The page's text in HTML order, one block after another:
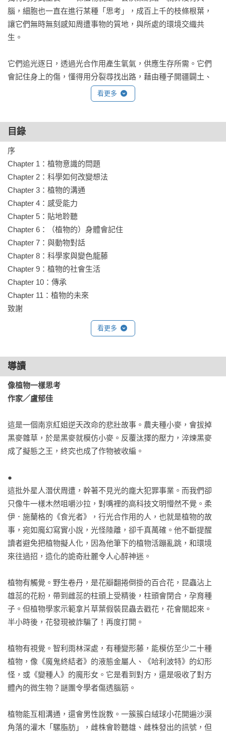
腦，細胞也一直在進行某種「思考」，成百上千的枝條根葉，
讓它們無時無刻感知周遭事物的質地，與所處的環境交織共
生。
它們追光逐日，透過光合作用產生氧氣，供應生存所需。它們
會記住身上的傷，懂得用分裂尋找出路，藉由種子開疆闢土、
繁衍重生。它們甚至是人類的親屬，因為我們每一束肌肉，都
是植物利用水分與空氣產生的糖編織而成。
植物如今依然持續向上伸展，迎向太陽。億萬年來，這些古老
的靈魂就像一張不需破譯的地圖，只要你用另一種角度看待
它，許多「自我」就會呈現在我們眼前，並發現，或許這不是
一個有植物的人類世界，而是一個有人類的植物世界……
各界名家一致盛讚！
【作家】盧郁佳 專文導讀
【普立茲獎得主、《五感之外的世界》作者】艾德．楊
【《編織聖草》作者】羅賓．沃爾．基默爾
【《在大滅絕來臨前》作者】伊麗莎白．寇伯特
【《傾聽地球之聲》作者】大衛．喬治．哈思克
【中央研究院植物暨微生物學研究所特聘研究員】吳素幸
【文字工作者】臥斧
【小說家】黃崇凱
【生態圖文創作者】黃瀚嶢
感動推薦
●中文推薦人依姓名筆畫序排列
看更多
目錄
序
Chapter 1：植物意識的問題
Chapter 2：科學如何改變想法
Chapter 3：植物的溝通
Chapter 4：感受能力
Chapter 5：貼地聆聽
Chapter 6：（植物的）身體會記住
Chapter 7：與動物對話
Chapter 8：科學家與變色龍藤
Chapter 9：植物的社會生活
Chapter 10：傳承
Chapter 11：植物的未來
致謝
看更多
導讀
像植物一樣思考
作家／盧郁佳
這是一個南京紅姐逆天改命的悲壯故事。農夫種小麥，會拔掉
黑麥雜草，於是黑麥就模仿小麥。反覆汰擇的壓力，淬煉黑麥
成了擬態之王，終究也成了作物被收編。
●
這批外星人潛伏周遭，幹著不見光的龐大犯罪事業。而我們卻
只像牛一樣木然咀嚼沙拉，對嘴裡的高科技文明懵然不覺。柔
伊．施蘭格的《食光者》，行光合作用的人，也就是植物的故
事，宛如魔幻寫實小說，光怪陸離，卻千真萬確。他不斷提醒
讀者避免把植物擬人化，因為他筆下的植物活蹦亂跳，和環境
來往過招，造化的詭奇壯麗令人心醉神迷。
植物有觸覺。野生卷丹，是花瓣翻捲倒掛的百合花，昆蟲沾上
雄蕊的花粉，帶到雌蕊的柱頭上受精後，柱頭會閉合，孕育種
子。但植物學家示範拿片草葉假裝昆蟲去戳花，花會關起來。
半小時後，花發現被詐騙了！再度打開。
植物有視覺。智利雨林深處，有種變形藤，能模仿至少二十種
植物，像《魔鬼終結者》的液態金屬人、《哈利波特》的幻形
怪，或《變種人》的魔形女。它是看到對方，還是吸收了對方
體內的微生物？謎團令學者傷透腦筋。
植物能互相溝通，還會男性說教。一簇簇白絨球小花開遍沙漠
角落的灌木「騾脂肪」，雌株會聆聽雄、雌株發出的訊號，但